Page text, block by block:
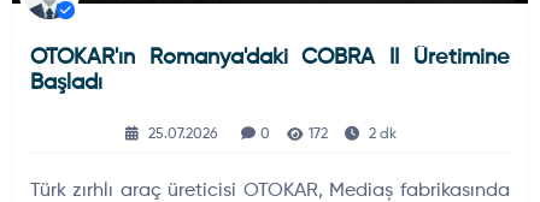
OTOKAR'ın Romanya'daki COBRA II Üretimine
Başladı
25.07.2026 0 172 2 dk
Türk zırhlı araç üreticisi OTOKAR, Mediaș fabrikasında